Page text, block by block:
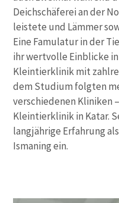
Deichschäferei an der
leistete und Lämmer
Eine Famulatur in der
ihr wertvolle Einblicke
Kleintierklinik mit
dem Studium folgten
verschiedenen Kliniken
Kleintierklinik in Katar.
langjährige Erfahrung
Ismaning ein.